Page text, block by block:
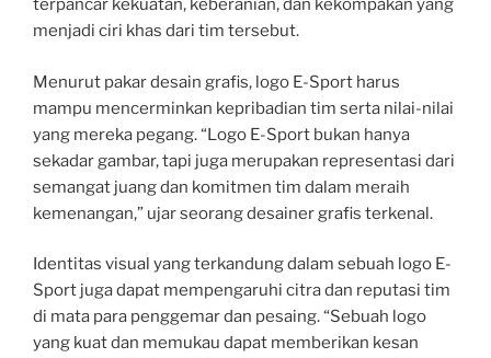
terpancar kekuatan, keberanian, dan kekompakan yang
menjadi ciri khas dari tim tersebut.
Menurut pakar desain grafis, logo E-Sport harus
mampu mencerminkan kepribadian tim serta nilai-nilai
yang mereka pegang. “Logo E-Sport bukan hanya
sekadar gambar, tapi juga merupakan representasi dari
semangat juang dan komitmen tim dalam meraih
kemenangan,” ujar seorang desainer grafis terkenal.
Identitas visual yang terkandung dalam sebuah logo E-
Sport juga dapat mempengaruhi citra dan reputasi tim
di mata para penggemar dan pesaing. “Sebuah logo
yang kuat dan memukau dapat memberikan kesan